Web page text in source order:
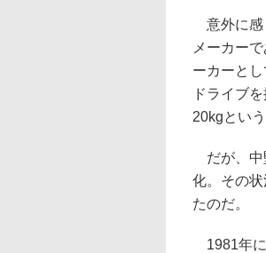
意外に感
メーカー
ーカーと
ドライブ
20kgとい
だが、中
化。その
たのだ。
1981年に